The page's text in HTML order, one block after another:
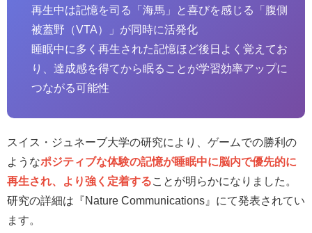
再生中は記憶を司る「海馬」と喜びを感じる「腹側
被蓋野（VTA）」が同時に活発化
睡眠中に多く再生された記憶ほど後日よく覚えてお
り、達成感を得てから眠ることが学習効率アップに
つながる可能性
スイス・ジュネーブ大学の研究により、ゲームでの勝利の
ようなポジティブな体験の記憶が睡眠中に脳内で優先的に
再生され、より強く定着する ことが明らかになりました。
研究の詳細は『Nature Communications』にて発表されてい
ます。